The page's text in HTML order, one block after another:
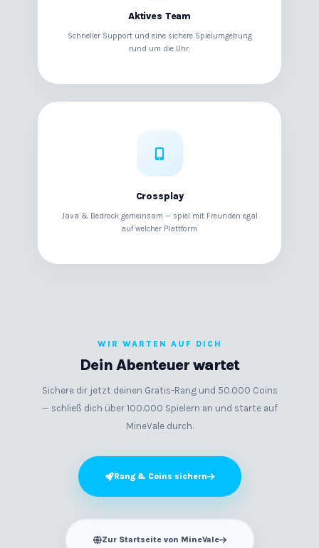
Aktives Team
Schneller Support und eine sichere Spielumgebung
rund um die Uhr.
Crossplay
Java & Bedrock gemeinsam — spiel mit Freunden egal
auf welcher Plattform.
WIR WARTEN AUF DICH
Dein Abenteuer wartet
Sichere dir jetzt deinen Gratis-Rang und 50.000 Coins
— schließ dich über 100.000 Spielern an und starte auf
MineVale durch.
Rang & Coins sichern
Zur Startseite von MineVale